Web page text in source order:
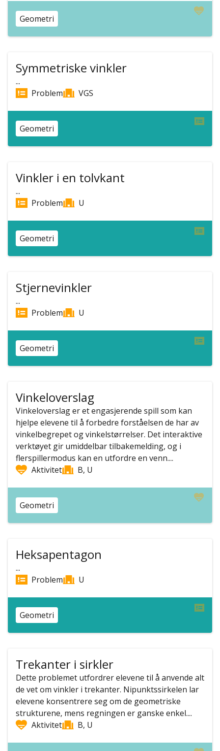
Geometri
Symmetriske vinkler
...
Problem
VGS
Geometri
Vinkler i en tolvkant
...
Problem
U
Geometri
Stjernevinkler
...
Problem
U
Geometri
Vinkeloverslag
Vinkeloverslag er et engasjerende spill som kan
hjelpe elevene til å forbedre forståelsen de har av
vinkelbegrepet og vinkelstørrelser. Det interaktive
verktøyet gir umiddelbar tilbakemelding, og i
flerspillermodus kan en utfordre en venn....
Aktivitet
B, U
Geometri
Heksapentagon
...
Problem
U
Geometri
Trekanter i sirkler
Dette problemet utfordrer elevene til å anvende alt
de vet om vinkler i trekanter. Nipunktssirkelen lar
elevene konsentrere seg om de geometriske
strukturene, mens regningen er ganske enkel....
Aktivitet
B, U